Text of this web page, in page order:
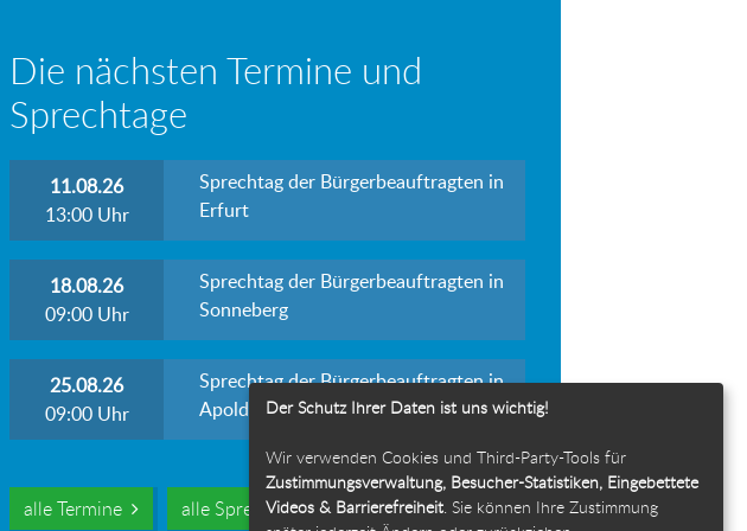
Die nächsten Termine und
Sprechtage
11.08.26
13:00 Uhr
Sprechtag der Bürgerbeauftragten in
Erfurt
18.08.26
09:00 Uhr
Sprechtag der Bürgerbeauftragten in
Sonneberg
25.08.26
09:00 Uhr
Sprechtag der Bürgerbeauftragten in
Apolda
alle Termine alle Sprechtage
Der Schutz Ihrer Daten ist uns wichtig!
Wir verwenden Cookies und Third-Party-Tools für
Zustimmungsverwaltung, Besucher-Statistiken, Eingebettete
Videos & Barrierefreiheit. Sie können Ihre Zustimmung